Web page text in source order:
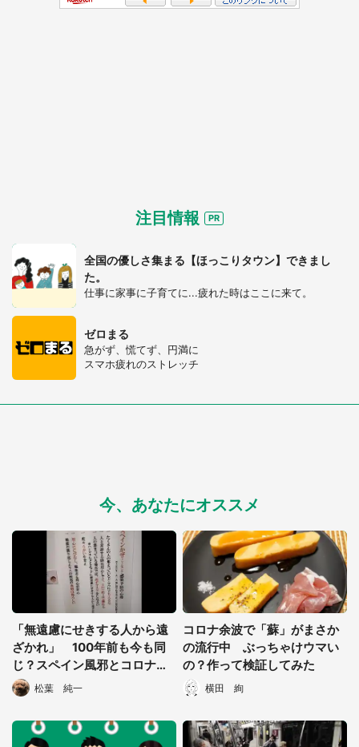
注目情報
全国の優しさ集まる【ほっこりタウン】できまし
た。
仕事に家事に子育てに...疲れた時はここに来て。
ゼロまる
急がず、慌てず、円満に
スマホ疲れのストレッチ
今、あなたにオススメ
「無遠慮にせきする人から遠
ざかれ」 100年前も今も同
じ？スペイン風邪とコロナの
予防策を並べた展示に反響
松葉 純一
コロナ余波で「蘇」がまさか
の流行中 ぶっちゃけウマい
の？作って検証してみた
横田 絢